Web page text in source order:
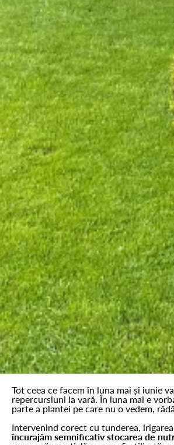
Tot ceea ce facem în luna mai și iunie
repercursiuni la vară. În luna mai e
parte a plantei pe care nu o vedem,
Intervenind corect cu tunderea,
încurajăm semnificativ stocarea de